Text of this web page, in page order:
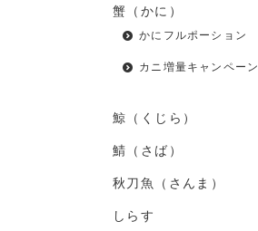
蟹（かに）
かにフルポーション
カニ増量キャンペーン
鯨（くじら）
鯖（さば）
秋刀魚（さんま）
しらす